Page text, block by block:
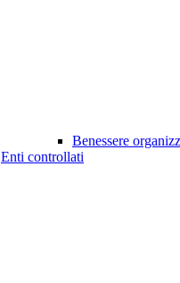
Benessere
Enti controllati